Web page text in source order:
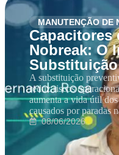
MANUTENÇÃO DE
Capacitores
Nobreak: O
A substituição
reduz riscos
aumenta a vida útil
causados por paradas
08/06/2026